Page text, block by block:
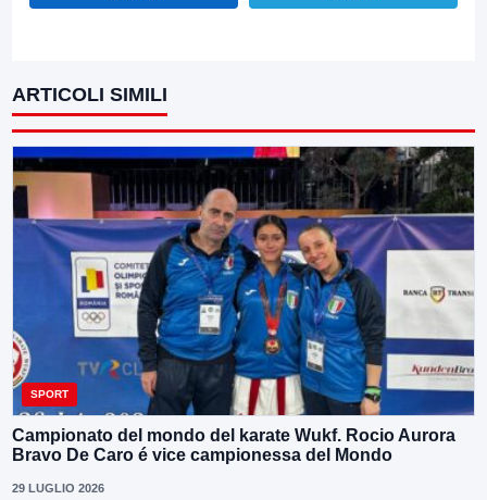
ARTICOLI SIMILI
SPORT
Campionato del mondo del karate Wukf. Rocio Aurora
Bravo De Caro é vice campionessa del Mondo
29 LUGLIO 2026